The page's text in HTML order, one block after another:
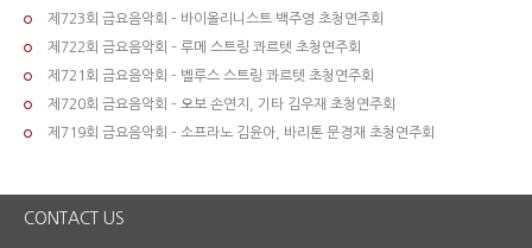
제723회 금요음악회 – 바이올리니스트 백주영 초청연주회
제722회 금요음악회 – 루메 스트링 콰르텟 초청연주회
제721회 금요음악회 – 벨루스 스트링 콰르텟 초청연주회
제720회 금요음악회 – 오보 손연지, 기타 김우재 초청연주회
제719회 금요음악회 – 소프라노 김윤아, 바리톤 문경재 초청연주회
CONTACT US